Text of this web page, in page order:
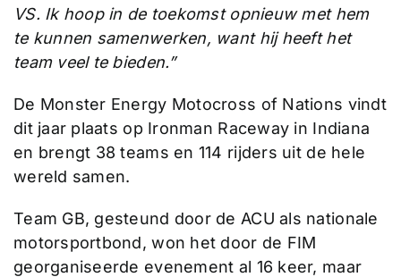
VS. Ik hoop in de toekomst opnieuw met hem
te kunnen samenwerken, want hij heeft het
team veel te bieden.”
De Monster Energy Motocross of Nations vindt
dit jaar plaats op Ironman Raceway in Indiana
en brengt 38 teams en 114 rijders uit de hele
wereld samen.
Team GB, gesteund door de ACU als nationale
motorsportbond, won het door de FIM
georganiseerde evenement al 16 keer, maar